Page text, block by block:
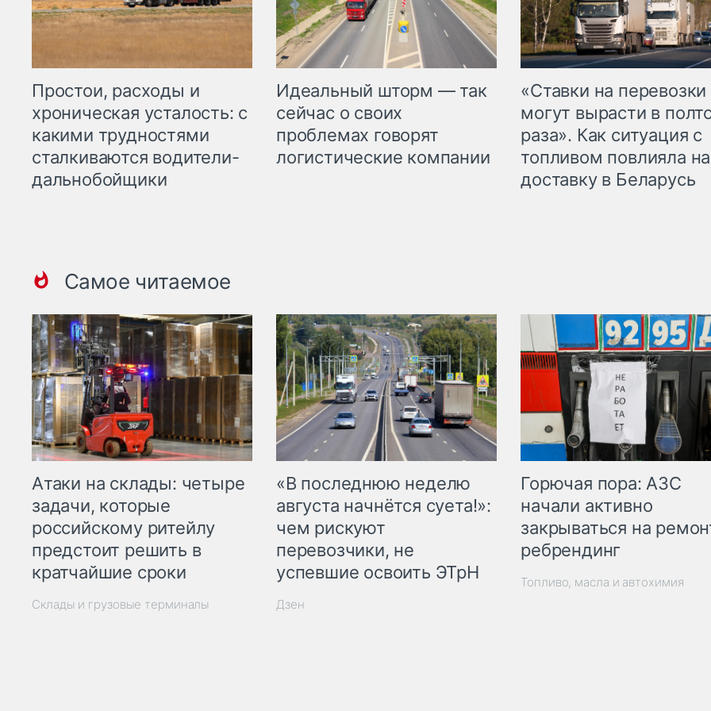
Простои, расходы и
хроническая усталость: с
какими трудностями
сталкиваются водители-
дальнобойщики
Идеальный шторм — так
сейчас о своих
проблемах говорят
логистические компании
«Ставки на перевозки
могут вырасти в
раза». Как ситуация с
топливом повлияла на
доставку в Беларусь
Самое читаемое
Атаки на склады: четыре
задачи, которые
российскому ритейлу
предстоит решить в
кратчайшие сроки
Склады и грузовые терминалы
«В последнюю неделю
августа начнётся суета!»:
чем рискуют
перевозчики, не
успевшие освоить ЭТрН
Дзен
Горючая пора: АЗС
начали активно
закрываться на
ребрендинг
Топливо, масла и автохимия